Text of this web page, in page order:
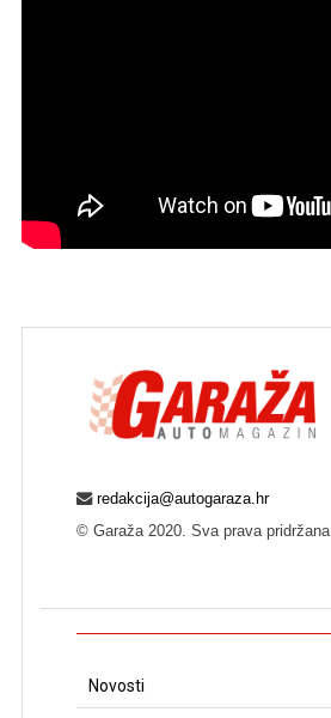
redakcija@autogaraza.hr
© Garaža 2020. Sva prava pridržana.
Novosti